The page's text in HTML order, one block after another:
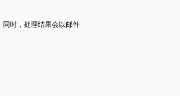
同时， 处理结果会以邮件